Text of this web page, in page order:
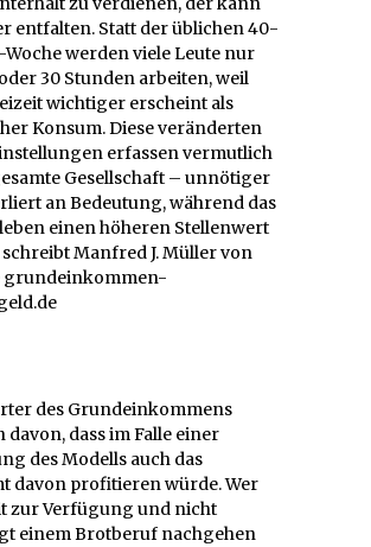
entfalten. Statt der üblichen 40-
werden viele Leute nur
30 Stunden arbeiten, weil
wichtiger erscheint als
Konsum. Diese veränderten
erfassen vermutlich
Gesellschaft – unnötiger
an Bedeutung, während das
einen höheren Stellenwert
schreibt Manfred J. Müller von
grundeinkommen-
des Grundeinkommens
davon, dass im Falle einer
des Modells auch das
davon profitieren würde. Wer
zur Verfügung und nicht
einem Brotberuf nachgehen